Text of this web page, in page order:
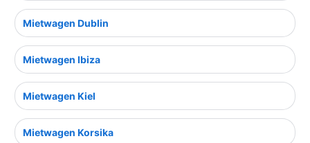
Mietwagen Dublin
Mietwagen Ibiza
Mietwagen Kiel
Mietwagen Korsika